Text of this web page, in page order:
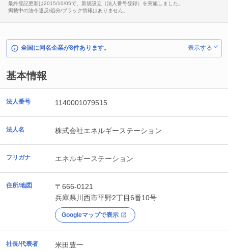
最終登記更新は2015/10/05で、新規設立（法人番号登録）を実施しました。
掲載中の法令違反/処分/ブラック情報はありません。
全国に同名企業が8件あります。 表示する
基本情報
法人番号 1140001079515
法人名 株式会社エネルギーステーション
フリガナ エネルギーステーション
住所/地図
〒666-0121
兵庫県 川西市平野2丁目6番10号
Googleマップで表示
社長/代表者 米田豊一